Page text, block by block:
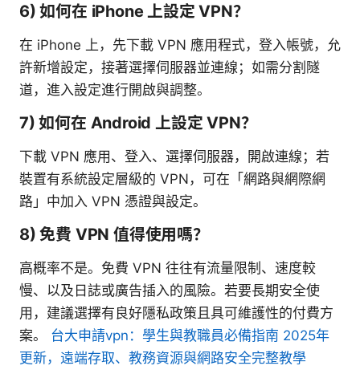
6) 如何在 iPhone 上設定 VPN？
在 iPhone 上，先下載 VPN 應用程式，登入帳號，允
許新增設定，接著選擇伺服器並連線；如需分割隧
道，進入設定進行開啟與調整。
7) 如何在 Android 上設定 VPN？
下載 VPN 應用、登入、選擇伺服器，開啟連線；若
裝置有系統設定層級的 VPN，可在「網路與網際網
路」中加入 VPN 憑證與設定。
8) 免費 VPN 值得使用嗎？
高概率不是。免費 VPN 往往有流量限制、速度較
慢、以及日誌或廣告插入的風險。若要長期安全使
用，建議選擇有良好隱私政策且具可維護性的付費方
案。 台大申請vpn：學生與教職員必備指南 2025年
更新，遠端存取、教務資源與網路安全完整教學